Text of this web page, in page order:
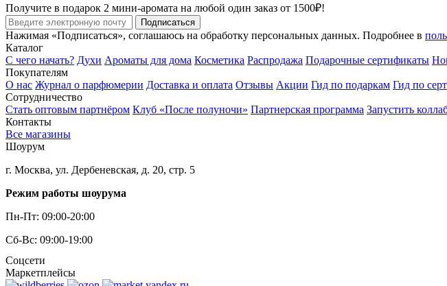
Получите в подарок 2 мини-аромата на любой один заказ от 1500₽!
Подписаться
Нажимая «Подписаться», соглашаюсь на обработку персональных данных. Подробнее в
Каталог
С чего начать? Духи Ароматы для дома Косметика Распродажа Подарочные сертификаты
Покупателям
О нас Журнал о парфюмерии Доставка и оплата Отзывы Акции Гид по подаркам Гид по
Сотрудничество
Стать оптовым партнёром Клуб «После полуночи» Партнерская программа Запустить
Контакты
Все магазины
Шоурум
г. Москва, ул. Дербеневская, д. 20, стр. 5
Режим работы шоурума
Пн-Пт: 09:00-20:00
Сб-Вс: 09:00-19:00
Соцсети
Маркетплейсы